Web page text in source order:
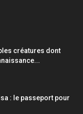
créatures dont
: le passeport pour